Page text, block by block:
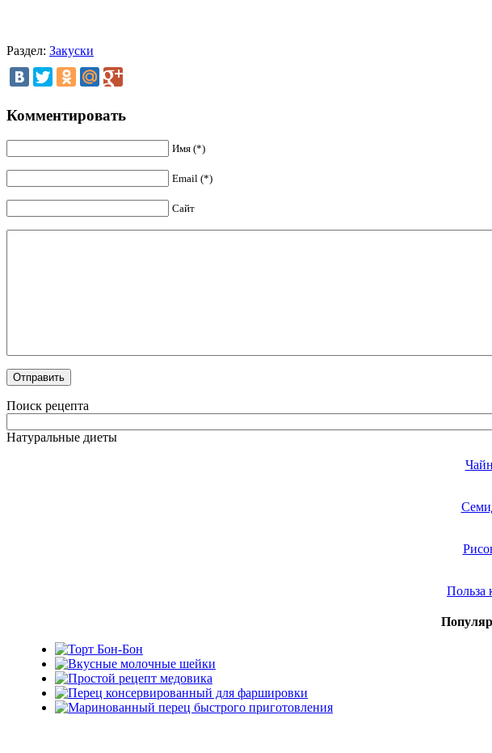
Раздел: Закуски
Комментировать
Имя (*)
Email (*)
Сайт
Поиск рецепта
Натуральные диеты
Польза